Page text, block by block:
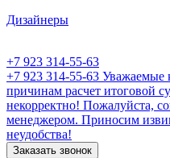
Дизайнеры
+7 923 314-55-63
+7 923 314-55-63 Уважаемые
причинам расчет итоговой
некорректно! Пожалуйста,
менеджером. Приносим
неудобства!
Заказать звонок